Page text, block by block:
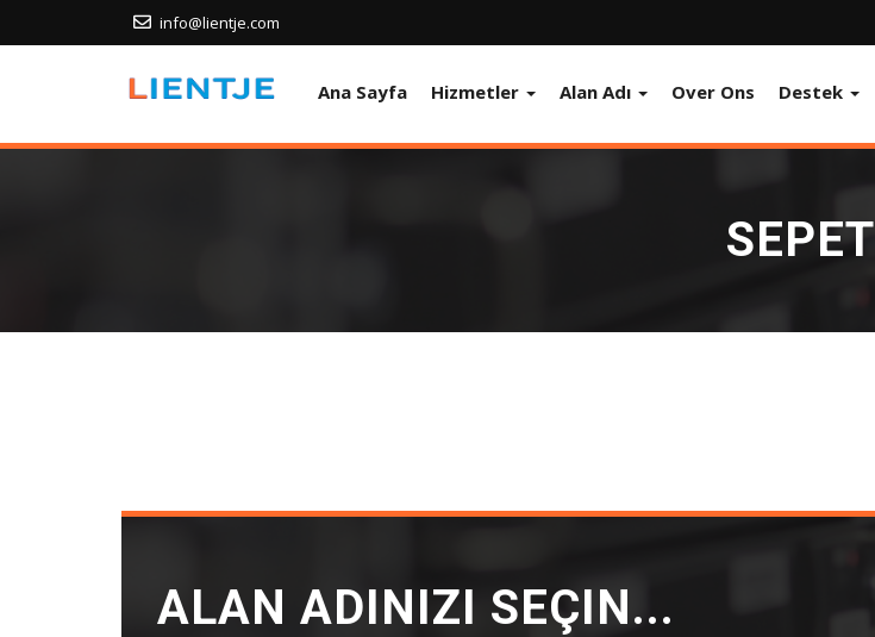
info@lientje.com
Ana Sayfa Hizmetler Alan Adı Over Ons Destek
SEPET
ALAN ADINIZI SEÇIN...